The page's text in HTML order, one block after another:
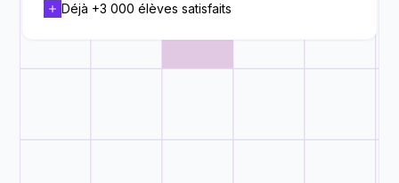
Déjà +3 000 élèves satisfaits